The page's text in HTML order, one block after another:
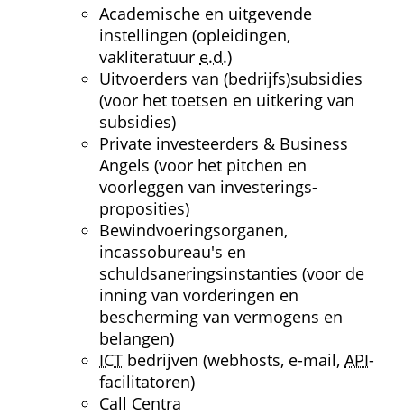
Academische en uitgevende
instellingen (opleidingen,
vakliteratuur e.d.)
Uitvoerders van (bedrijfs)subsidies
(voor het toetsen en uitkering van
subsidies)
Private investeerders & Business
Angels (voor het pitchen en
voorleggen van investerings­
proposities)
Bewindvoeringsorganen,
incassobureau's en
schuldsanerings­instanties (voor de
inning van vorderingen en
bescherming van vermogens en
belangen)
ICT bedrijven (webhosts, e-mail, API-
facilitatoren)
Call Centra